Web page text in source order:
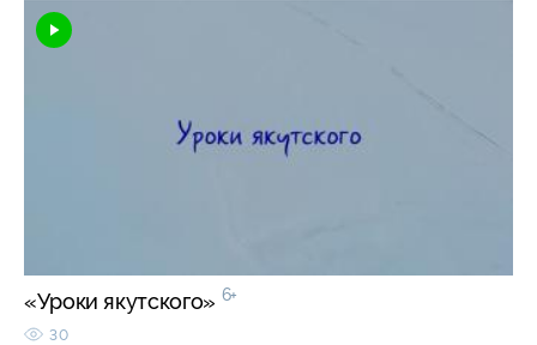
«Уроки якутского» 6+
30